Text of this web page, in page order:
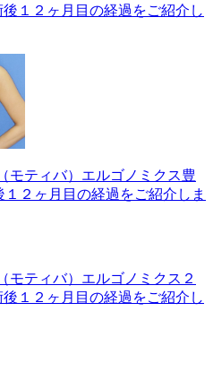
１２ヶ月目の経過をご紹介し
モティバ）エルゴノミクス豊
２ヶ月目の経過をご紹介しま
モティバ）エルゴノミクス２
１２ヶ月目の経過をご紹介し